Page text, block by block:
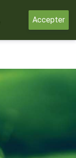
Accepter